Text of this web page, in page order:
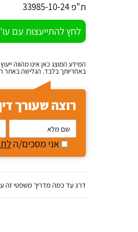
ת"פ 33985-10-24
לחץ להתייעצות עם
המידע המוצג כאן אינו מהווה
באחריותך בלבד. הגלישה באתר
רוצה שעורך
נא
להזין
שם
מלא
אני מסכים/ה
דרג עד כמה מדריך משפטי זה